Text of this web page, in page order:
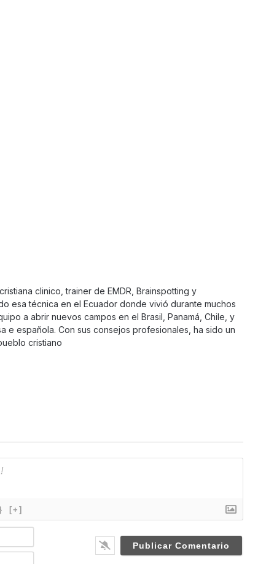
clinico, trainer de EMDR, Brainspotting y
esa técnica en el Ecuador donde vivió durante muchos
a abrir nuevos campos en el Brasil, Panamá, Chile, y
e española. Con sus consejos profesionales, ha sido un
cristiano
[+]
m